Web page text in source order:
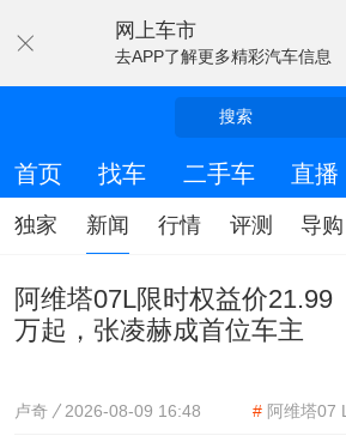
网上车市
去APP了解更多精彩汽车信息
搜索
首页 找车 二手车 直播
独家 新闻 行情 评测 导购
阿维塔07L限时权益价21.99
万起，张凌赫成首位车主
卢奇 2026-08-09 16:48 # 阿维塔07 L